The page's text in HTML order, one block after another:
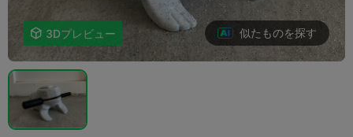
 3Dプレビュー 似たものを探す